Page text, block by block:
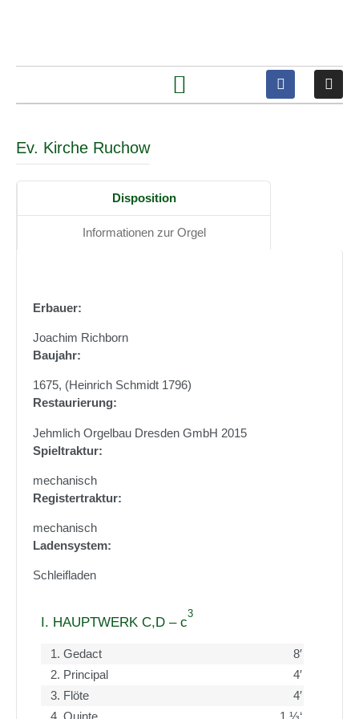
Ev. Kirche Ruchow
Disposition
Informationen zur Orgel
Erbauer:
Joachim Richborn
Baujahr:
1675, (Heinrich Schmidt 1796)
Restaurierung:
Jehmlich Orgelbau Dresden GmbH 2015
Spieltraktur:
mechanisch
Registertraktur:
mechanisch
Ladensystem:
Schleifladen
I. HAUPTWERK C,D – c
3
1. Gedact
8′
2. Principal
4′
3. Flöte
4′